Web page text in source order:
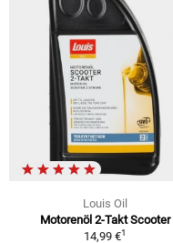
Louis Oil
Motorenöl 2-Takt Scooter
14,99 €1